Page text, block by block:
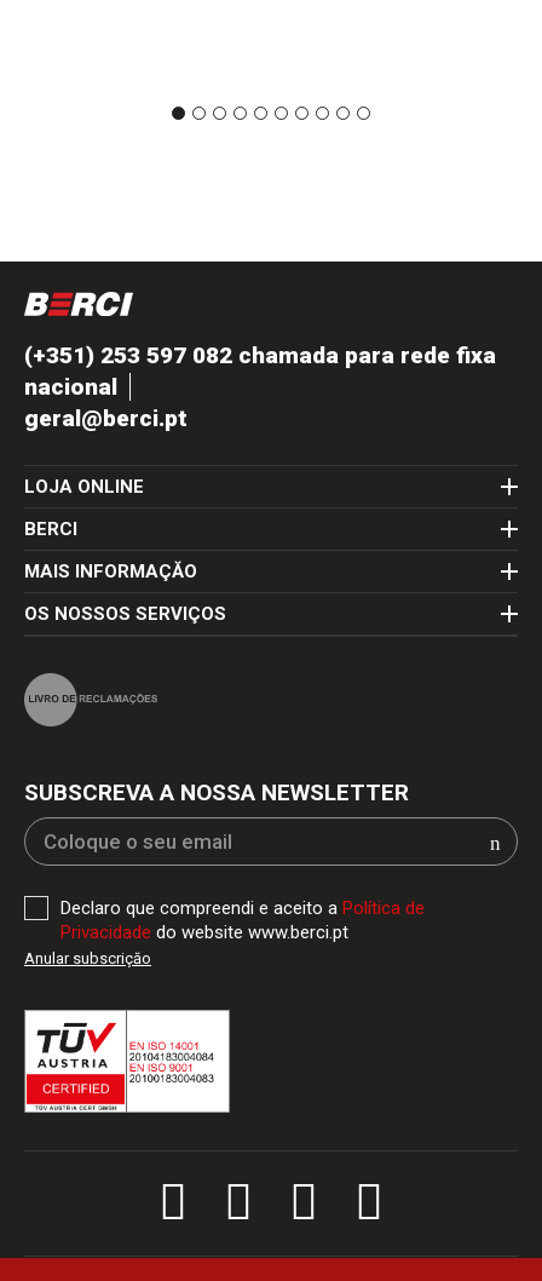
(+351) 253 597 082 chamada para rede fixa
nacional
geral@berci.pt
LOJA ONLINE
BERCI
MAIS INFORMAÇĂO
OS NOSSOS SERVIÇOS
SUBSCREVA A NOSSA NEWSLETTER
Declaro que compreendi e aceito a Política de
Privacidade do website www.berci.pt
Anular subscriçăo